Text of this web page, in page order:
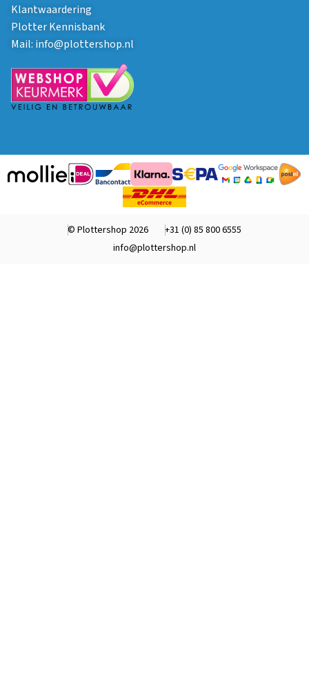
Klantwaardering
Plotter Kennisbank
Mail: info@plottershop.nl
© Plottershop 2026
+31 (0) 85 800 6555
info@plottershop.nl